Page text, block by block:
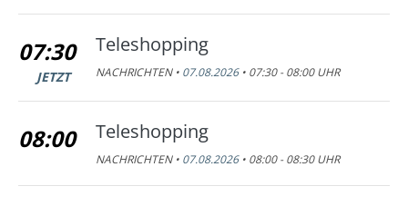
07:30
JETZT
Teleshopping
NACHRICHTEN • 07.08.2026• 07:30 - 08:00 UHR
08:00 Teleshopping
NACHRICHTEN • 07.08.2026• 08:00 - 08:30 UHR